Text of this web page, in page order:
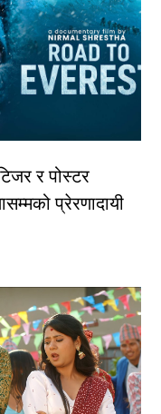
र पोस्टर
प्रेरणादायी